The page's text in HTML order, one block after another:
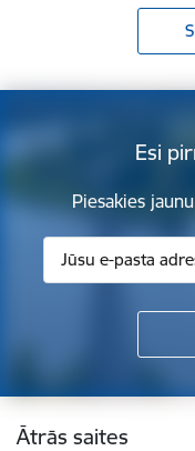
Esi
Piesakies
Kājene
Ātrās saites